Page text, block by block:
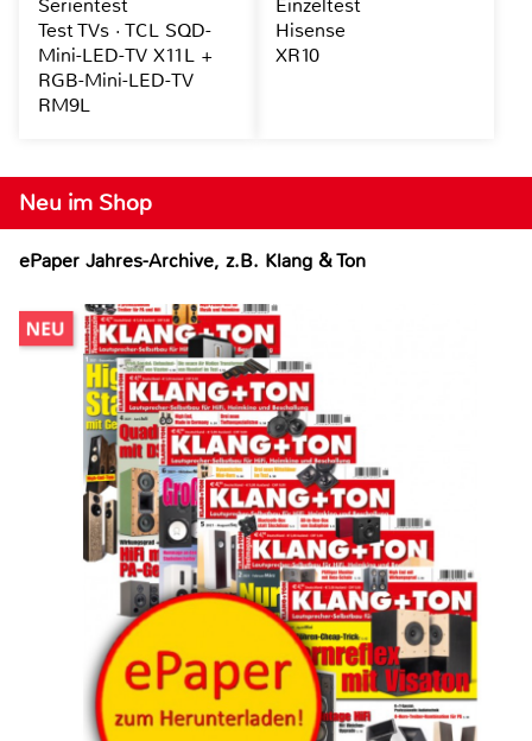
Neu im Shop
ePaper Jahres-Archive, z.B. Klang & Ton
Serientest
Test TVs · TCL SQD-
Mini-LED-TV X11L +
RGB-Mini-LED-TV
RM9L
Einzeltest
Hisense
XR10